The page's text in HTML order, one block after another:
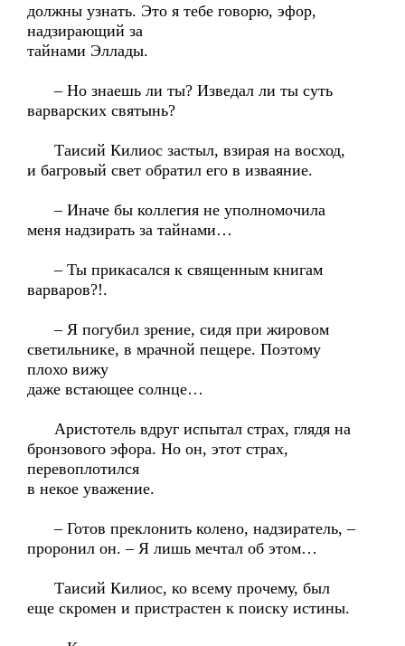
должны узнать. Это я тебе говорю, эфор,
надзирающий за
тайнами Эллады.
– Но знаешь ли ты? Изведал ли ты суть
варварских святынь?
Таисий Килиос застыл, взирая на восход,
и багровый свет обратил его в изваяние.
– Иначе бы коллегия не уполномочила
меня надзирать за тайнами…
– Ты прикасался к священным книгам
варваров?!.
– Я погубил зрение, сидя при жировом
светильнике, в мрачной пещере. Поэтому
плохо вижу
даже встающее солнце…
Аристотель вдруг испытал страх, глядя на
бронзового эфора. Но он, этот страх,
перевоплотился
в некое уважение.
– Готов преклонить колено, надзиратель, –
проронил он. – Я лишь мечтал об этом…
Таисий Килиос, ко всему прочему, был
еще скромен и пристрастен к поиску истины.